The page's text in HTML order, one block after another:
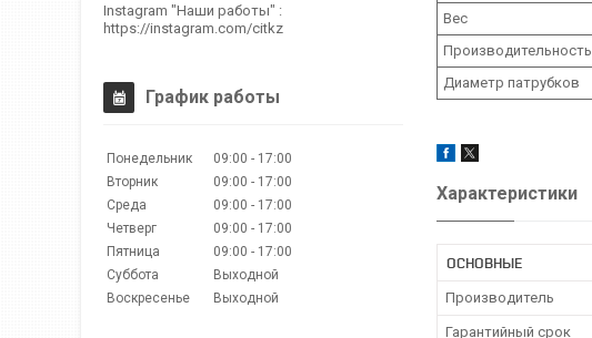
Вес
Производительность
Диаметр патрубков
Характеристики
ОСНОВНЫЕ
Производитель
Гарантийный срок
Instagram "Наши работы"
https://instagram.com/citkz
График работы
Понедельник 09:00
17:00
Вторник
09:00
17:00
Среда
09:00
17:00
Четверг
09:00
17:00
Пятница
09:00
17:00
Суббота
Выходной
Воскресенье
Выходной